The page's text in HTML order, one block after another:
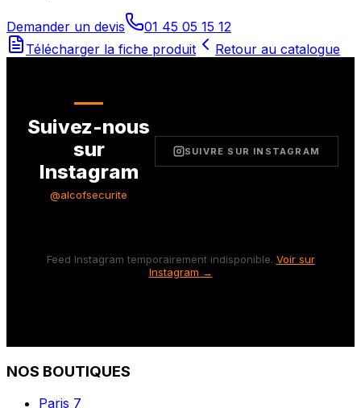
Demander un devis
01 45 05 15 12
Télécharger la fiche produit
Retour au catalogue
Suivez-nous
sur
Instagram
@alcofsecurite
SUIVRE SUR INSTAGRAM
Feed Instagram temporairement indisponible. Voir sur
Instagram →
NOS BOUTIQUES
Paris 7